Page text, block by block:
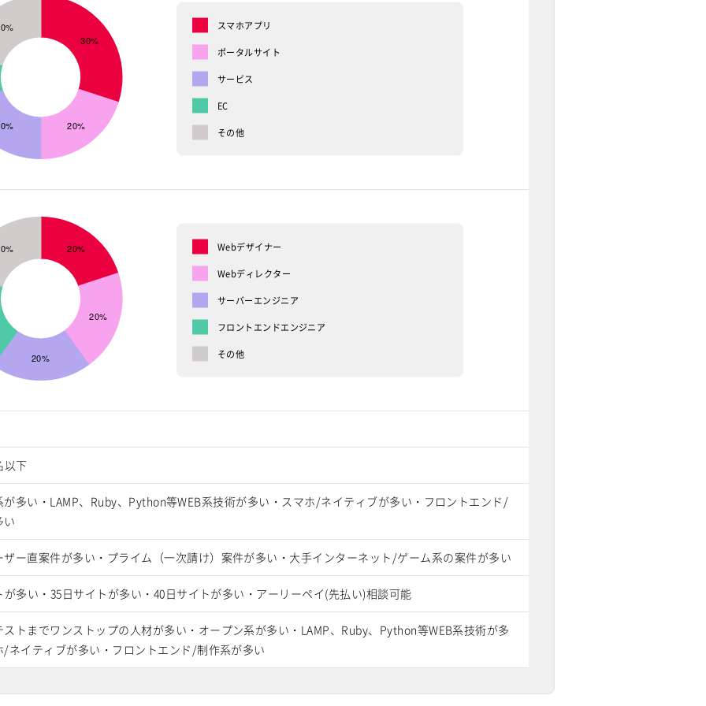
スマホアプリ
ポータルサイト
サービス
EC
その他
Webデザイナー
Webディレクター
サーバーエンジニア
フロントエンドエンジニア
その他
以下
が多い・LAMP、Ruby、Python等WEB系技術が多い・スマホ/ネイティブが多い・フロントエンド/
い
ザー直案件が多い・プライム（一次請け）案件が多い・大手インターネット/ゲーム系の案件が多い
が多い・35日サイトが多い・40日サイトが多い・アーリーペイ(先払い)相談可能
ストまでワンストップの人材が多い・オープン系が多い・LAMP、Ruby、Python等WEB系技術が多
/ネイティブが多い・フロントエンド/制作系が多い